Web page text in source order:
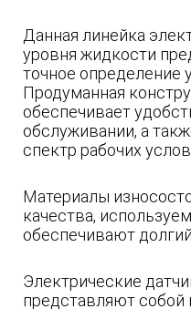
Данная линейка
уровня жидкости
точное определение
Продуманная
обеспечивает
обслуживании, а
спектр рабочих
Материалы
качества,
обеспечивают
Электрические
представляют